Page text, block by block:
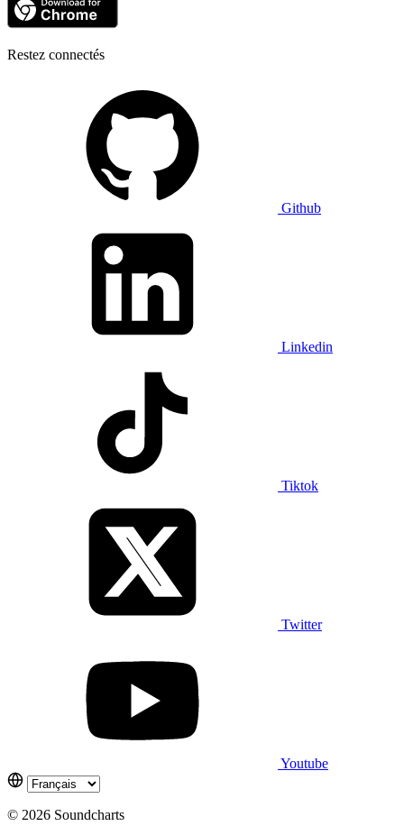
Restez connectés
Github
Linkedin
Tiktok
Twitter
Youtube
© 2026 Soundcharts